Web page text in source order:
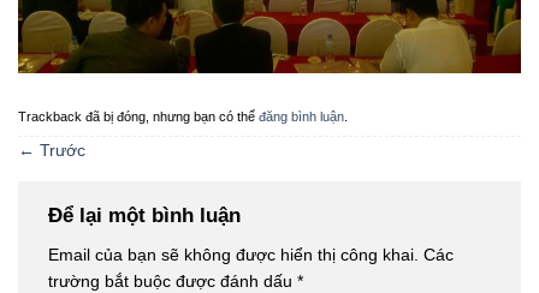
Trackback đã bị đóng, nhưng bạn có thể đăng bình luận
← Trước
Để lại một bình luận
Email của bạn sẽ không được hiển thị công khai. Các
trường bắt buộc được đánh dấu *